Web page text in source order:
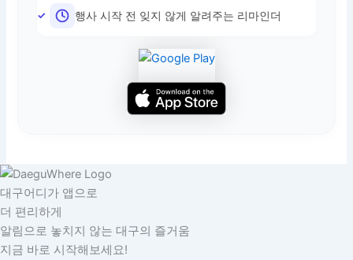
행사 시작 전 잊지 않게 알려주는 리마인더
대구어디가 앱으로
더 편리하게
알림으로 놓치지 않는 대구의 즐거움
지금 바로 시작해보세요!